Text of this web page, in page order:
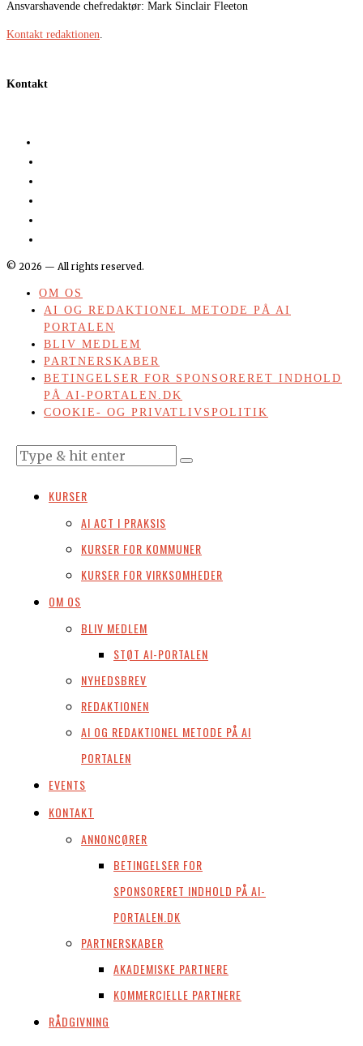
Ansvarshavende chefredaktør: Mark Sinclair Fleeton
Kontakt redaktionen.
Kontakt
© 2026 — All rights reserved.
OM OS
AI OG REDAKTIONEL METODE PÅ AI
PORTALEN
BLIV MEDLEM
PARTNERSKABER
BETINGELSER FOR SPONSORERET INDHOLD
PÅ AI-PORTALEN.DK
COOKIE- OG PRIVATLIVSPOLITIK
KURSER
AI ACT I PRAKSIS
KURSER FOR KOMMUNER
KURSER FOR VIRKSOMHEDER
OM OS
BLIV MEDLEM
STØT AI-PORTALEN
NYHEDSBREV
REDAKTIONEN
AI OG REDAKTIONEL METODE PÅ AI
PORTALEN
EVENTS
KONTAKT
ANNONCØRER
BETINGELSER FOR
SPONSORERET INDHOLD PÅ AI-
PORTALEN.DK
PARTNERSKABER
AKADEMISKE PARTNERE
KOMMERCIELLE PARTNERE
RÅDGIVNING